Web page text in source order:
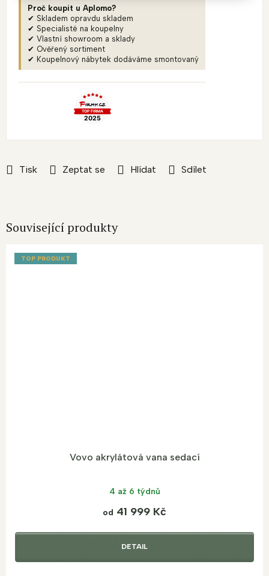
Tisk Zeptat se Hlídat Sdílet
Proč koupit u Aplomo?
✔ Skladem opravdu skladem
✔ Specialisté na koupelny
✔ Vlastní showroom a sklady
✔ Ověřený sortiment
✔ Koupelnový nábytek dodáváme smontovaný
Související produkty
TOP PRODUKT
Vovo akrylátová vana sedací
4 až 6 týdnů
od 41 999 Kč
DETAIL